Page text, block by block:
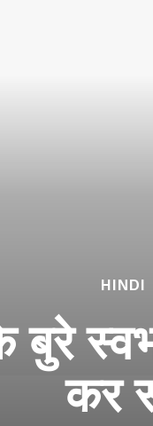
HINDI
के बुरे
कर